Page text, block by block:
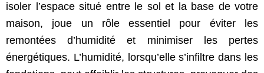
isoler l’espace situé entre le sol et la base de votre
maison, joue un rôle essentiel pour éviter les
remontées d’humidité et minimiser les pertes
énergétiques. L’humidité, lorsqu’elle s’infiltre dans les